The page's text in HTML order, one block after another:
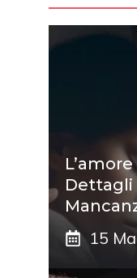
Dettagli
15